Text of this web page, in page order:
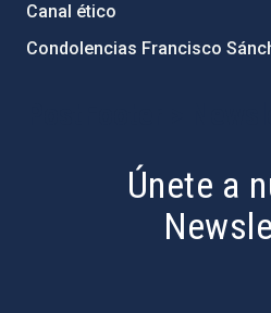
Canal ético
Condolencias Francisco
Únete a